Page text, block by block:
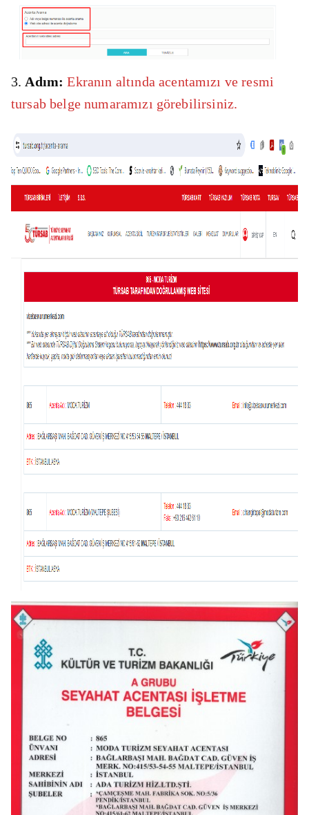
3.Adım: Ekranın altında acentamızı ve resmi
tursab belge numaramızı görebilirsiniz.